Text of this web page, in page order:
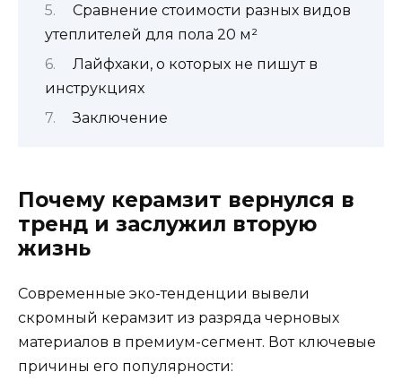
Сравнение стоимости разных видов
утеплителей для пола 20 м²
Лайфхаки, о которых не пишут в
инструкциях
Заключение
Почему керамзит вернулся в
тренд и заслужил вторую
жизнь
Современные эко-тенденции вывели
скромный керамзит из разряда черновых
материалов в премиум-сегмент. Вот ключевые
причины его популярности: